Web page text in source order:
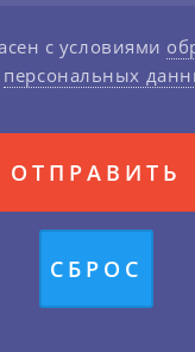
с условиями
персональных